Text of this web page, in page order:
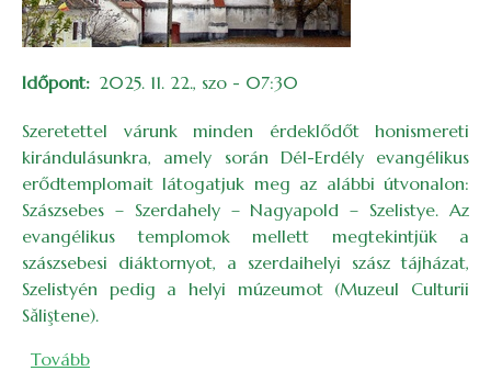
Időpont 2025. 11. 22., szo - 07:30
Szeretettel várunk minden érdeklődőt honismereti
kirándulásunkra, amely során Dél-Erdély evangélikus
erődtemplomait látogatjuk meg az alábbi útvonalon:
Szászsebes – Szerdahely – Nagyapold – Szelistye. Az
evangélikus templomok mellett megtekintjük a
szászsebesi diáktornyot, a szerdaihelyi szász tájházat,
Szelistyén pedig a helyi múzeumot (Muzeul Culturii
Săliştene).
Tovább(Dél-erdélyi evangélikus erődtemplomok